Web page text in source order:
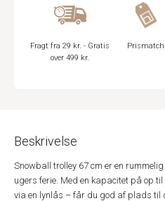
Fragt fra 29 kr. - Gratis
over 499 kr.
Prismatch
Beskrivelse
Snowball trolley 67 cm er en
ugers ferie. Med en kapacitet på op
via en lynlås – får du god af plads til